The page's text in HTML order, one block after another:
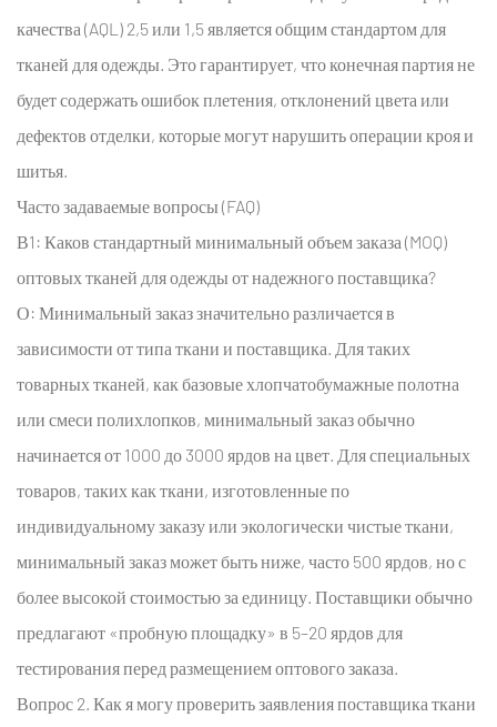
качества (AQL) 2,5 или 1,5 является общим стандартом для
тканей для одежды. Это гарантирует, что конечная партия не
будет содержать ошибок плетения, отклонений цвета или
дефектов отделки, которые могут нарушить операции кроя и
шитья.
Часто задаваемые вопросы (FAQ)
В1: Каков стандартный минимальный объем заказа (MOQ)
оптовых тканей для одежды от надежного поставщика?
О: Минимальный заказ значительно различается в
зависимости от типа ткани и поставщика. Для таких
товарных тканей, как базовые хлопчатобумажные полотна
или смеси полихлопков, минимальный заказ обычно
начинается от 1000 до 3000 ярдов на цвет. Для специальных
товаров, таких как ткани, изготовленные по
индивидуальному заказу или экологически чистые ткани,
минимальный заказ может быть ниже, часто 500 ярдов, но с
более высокой стоимостью за единицу. Поставщики обычно
предлагают «пробную площадку» в 5–20 ярдов для
тестирования перед размещением оптового заказа.
Вопрос 2. Как я могу проверить заявления поставщика ткани